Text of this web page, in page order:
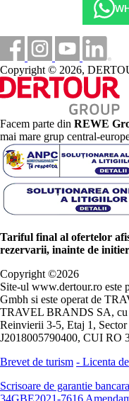
Copyright © 2026,
Facem parte din REWE
mai mare grup central-
Tariful final al ofertelor
rezervarii, inainte de
Copyright ©2026
Site-ul www.dertour.ro este
Gmbh si este operat de
TRAVEL BRANDS SA, cu
Reinvierii 3-5, Etaj 1, Sector
J2018005790400, CUI RO
Brevet de turism - Licenta
Scrisoare de garantie